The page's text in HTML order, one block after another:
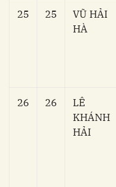
25 25
VŨ HẢI
HÀ
26 26
LÊ
KHÁNH
HẢI